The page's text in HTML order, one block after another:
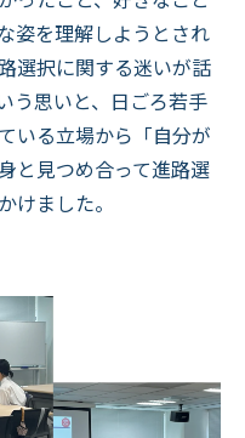
姿を理解しようとされ
選択に関する迷いが話
う思いと、日ごろ若手
いる立場から「自分が
と見つめ合って進路選
けました。